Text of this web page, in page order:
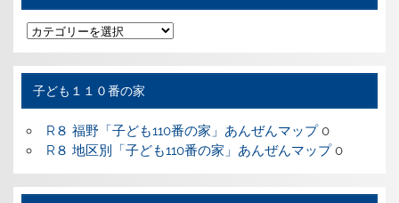
カ
テ
ゴ
リ
子ども１１０番の家
R８ 福野「子ども110番の家」あんぜんマップ0
R８ 地区別「子ども110番の家」あんぜんマップ0